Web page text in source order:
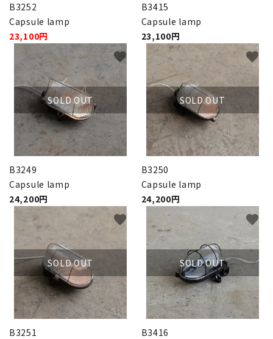
B3252
Capsule lamp
23,100円
B3415
Capsule lamp
23,100円
SOLD OUT
B3249
Capsule lamp
24,200円
favorite
SOLD OUT
B3250
Capsule lamp
24,200円
favorite
SOLD OUT
B3251
favorite
SOLD OUT
B3416
favorite